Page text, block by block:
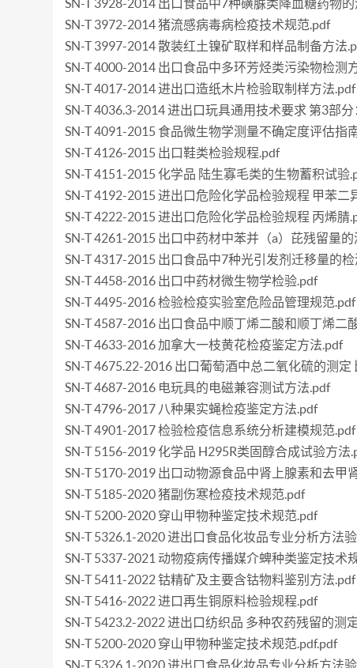
SN-T 3928-2014 出口食品中7种磺脲类降血糖药物
SN-T 3972-2014 猪流感病毒病检疫技术规范.pdf
SN-T 3997-2014 散装红土镍矿取样和样品制备方法
SN-T 4000-2014 出口食品中多环芳烃类污染物检测
SN-T 4017-2014 进出口造纸木片检验取制样方法.pdf
SN-T 4036.3-2014 进出口玩具通用技术要求 第3部
SN-T 4091-2015 食品微生物学测量不确定度评估指
SN-T 4126-2015 出口鞋类检验规程.pdf
SN-T 4151-2015 化学品 陆生寡毛类的生物蓄积试验
SN-T 4192-2015 进出口危险化学品检验规程 甲苯二
SN-T 4222-2015 进出口危险化学品检验规程 丙烯腈
SN-T 4261-2015 出口中药材中苯并（a）芘残留量
SN-T 4317-2015 出口食品中7种光引发剂迁移量的
SN-T 4458-2016 出口中药材微生物学检验.pdf
SN-T 4495-2016 检验检疫实验室危险品管理规范.pdf
SN-T 4587-2016 出口食品中顺丁烯二酸和顺丁烯二
SN-T 4633-2016 加拿大一枝黄花检疫鉴定方法.pdf
SN-T 4675.22-2016 出口葡萄酒中总二氧化硫的测定
SN-T 4687-2016 电玩具的电磁兼容测试方法.pdf
SN-T 4796-2017 八种果实蝇检疫鉴定方法.pdf
SN-T 4901-2017 检验检疫信息系统分析建模规范.pdf
SN-T 5156-2019 化学品 H295R类固醇合成试验方法
SN-T 5170-2019 出口动物源食品中肾上腺素和去甲
SN-T 5185-2020 猪副伤寒检疫技术规范.pdf
SN-T 5200-2020 穿山甲物种鉴定技术规范.pdf
SN-T 5326.1-2020 进出口食品化妆品专业分析方法
SN-T 5337-2021 动物疫病传播媒介蜱种类鉴定技术
SN-T 5411-2022 钴精矿及主要含钴物料鉴别方法.pdf
SN-T 5416-2022 进口再生铜原料检验规程.pdf
SN-T 5423.2-2022 进出口纺织品 多种农药残留的测
SN-T 5200-2020 穿山甲物种鉴定技术规范.pdf.pdf
SN-T 5326.1-2020 进出口食品化妆品专业分析方法